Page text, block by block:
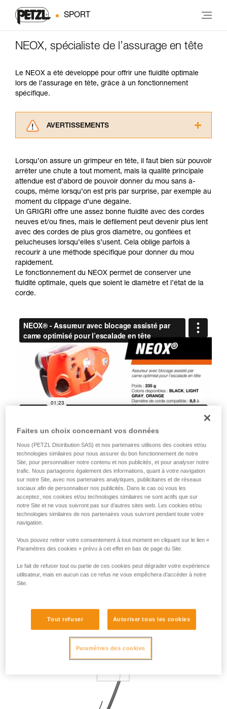
SPORT
NEOX, spécialiste de l’assurage en tête
Le NEOX a été développé pour offrir une fluidité optimale
lors de l’assurage en tête, grâce à un fonctionnement
spécifique.
AVERTISSEMENTS
consulter. Vous devez avoir compris les
informations de la notice technique pour
pouvoir comprendre ce complément
d’informations.
Maîtriser ces techniques nécessite une
formation et un entraînement spécifique. Validez
avec un professionnel votre capacité à refaire
la manipulation, seul, en toute sécurité, avant
de la reproduire en autonomie.
Nous donnons des exemples de techniques
liées à votre activité. Il peut en exister d’autres
que nous ne décrivons pas ici.
Lorsqu’on assure un grimpeur en tête, il faut bien sûr pouvoir
arrêter une chute à tout moment, mais la qualité principale
attendue est d’abord de pouvoir donner du mou sans à-
coups, même lorsqu’on est pris par surprise, par exemple au
moment du clippage d’une dégaine.
Un GRIGRI offre une assez bonne fluidité avec des cordes
neuves et/ou fines, mais le défilement peut devenir plus lent
avec des cordes de plus gros diamètre, ou gonflées et
pelucheuses lorsqu’elles s’usent. Cela oblige parfois à
recourir à une méthode spécifique pour donner du mou
rapidement.
Le fonctionnement du NEOX permet de conserver une
fluidité optimale, quels que soient le diamètre et l’état de la
corde.
Le NEOX peut-il être utilisé pour l’assurage
en moulinette ?
Le NEOX peut être utilisé pour assurer en moulinette, mais le
comportement ne sera pas optimal. En moulinette,
notamment quand on assure des débutants ou des
grimpeurs ayant besoin d’être rassurés, on peut vouloir "
pré-bloquer " la corde : on ravale le mou un peu plus que
sécurisante. Dans ce cas, la fluidité du NEOX devient un
désavantage, car on ressent un délai avant que la corde soit
4 cm de corde, une longueur qu’on arrive facilement à
compenser par un léger mouvement de bassin ou un pas en
Faites un choix concernant vos données
Nous (PETZL Distribution SAS) et nos partenaires utilisons des cookies et/ou
technologies similaires pour nous assurer du bon fonctionnement de notre
Site, pour personnaliser notre contenu et nos publicités, et pour analyser notre
trafic. Nous partageons également des informations, quant à votre navigation
sur notre Site, avec nos partenaires analytiques, publicitaires et de réseaux
sociaux afin de personnaliser nos publicités. Dans le cas où vous les
acceptez, nos cookies et/ou technologies similaires ne sont actifs que sur
notre Site et ne vous suivront pas sur d’autres sites web. Les cookies et/ou
technologies similaires de nos partenaires vous suivront pendant toute votre
navigation.
Vous pouvez retirer votre consentement à tout moment en cliquant sur le lien «
Paramètres des cookies » prévu à cet effet en bas de page du Site.
Le fait de refuser tout ou partie de ces cookies peut dégrader votre expérience
utilisateur, mais en aucun cas ce refus ne vous empêchera d’accéder à notre
Site.
Tout refuser Autoriser tous les cookies
Paramètres des cookies